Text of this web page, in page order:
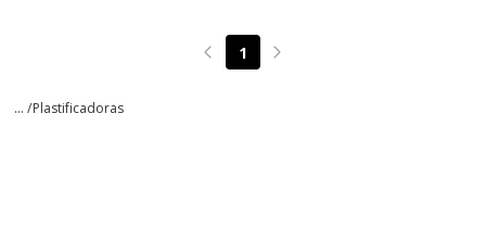
Page précédente
1 Page suivante
... /Plastificadoras